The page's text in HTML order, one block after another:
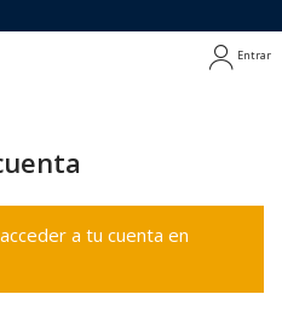
Entrar
a tu cuenta en